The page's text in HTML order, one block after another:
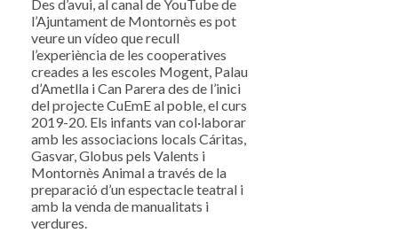
Des d’avui, al canal de YouTube de
l’Ajuntament de Montornès es pot
veure un vídeo que recull
l’experiència de les cooperatives
creades a les escoles Mogent, Palau
d’Ametlla i Can Parera des de l’inici
del projecte CuEmE al poble, el curs
2019-20. Els infants van col·laborar
amb les associacions locals Cáritas,
Gasvar, Globus pels Valents i
Montornès Animal a través de la
preparació d’un espectacle teatral i
amb la venda de manualitats i
verdures.